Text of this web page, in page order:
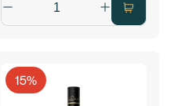
15%